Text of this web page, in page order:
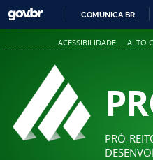
COMUNICA BR
ACESSIBILIDADE ALTO
PRÓ-